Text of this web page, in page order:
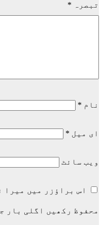
تبصرہ *
نام *
ای میل *
ویب‌ سائٹ
اس براؤزر میں میرا
محفوظ رکھیں اگلی بار